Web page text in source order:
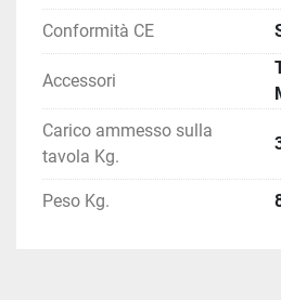
Conformità CE
Accessori
Carico ammesso sulla
tavola Kg.
Peso Kg.